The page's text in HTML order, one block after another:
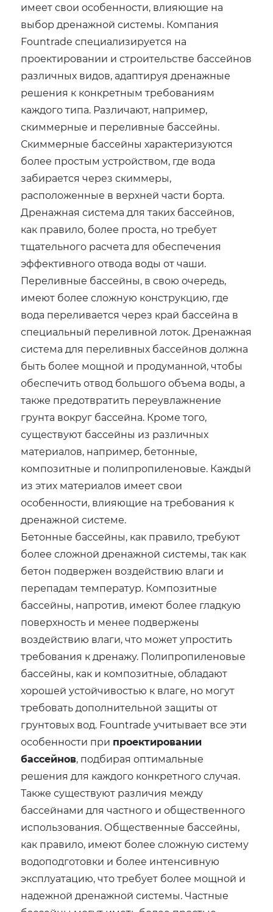
имеет свои особенности, влияющие на
выбор дренажной системы. Компания
Fountrade специализируется на
проектировании и строительстве бассейнов
различных видов, адаптируя дренажные
решения к конкретным требованиям
каждого типа. Различают, например,
скиммерные и переливные бассейны.
Скиммерные бассейны характеризуются
более простым устройством, где вода
забирается через скиммеры,
расположенные в верхней части борта.
Дренажная система для таких бассейнов,
как правило, более проста, но требует
тщательного расчета для обеспечения
эффективного отвода воды от чаши.
Переливные бассейны, в свою очередь,
имеют более сложную конструкцию, где
вода переливается через край бассейна в
специальный переливной лоток. Дренажная
система для переливных бассейнов должна
быть более мощной и продуманной, чтобы
обеспечить отвод большого объема воды, а
также предотвратить переувлажнение
грунта вокруг бассейна. Кроме того,
существуют бассейны из различных
материалов, например, бетонные,
композитные и полипропиленовые. Каждый
из этих материалов имеет свои
особенности, влияющие на требования к
дренажной системе.
Бетонные бассейны, как правило, требуют
более сложной дренажной системы, так как
бетон подвержен воздействию влаги и
перепадам температур. Композитные
бассейны, напротив, имеют более гладкую
поверхность и менее подвержены
воздействию влаги, что может упростить
требования к дренажу. Полипропиленовые
бассейны, как и композитные, обладают
хорошей устойчивостью к влаге, но могут
требовать дополнительной защиты от
грунтовых вод. Fountrade учитывает все эти
особенности при проектировании
бассейнов, подбирая оптимальные
решения для каждого конкретного случая.
Также существуют различия между
бассейнами для частного и общественного
использования. Общественные бассейны,
как правило, имеют более сложную систему
водоподготовки и более интенсивную
эксплуатацию, что требует более мощной и
надежной дренажной системы. Частные